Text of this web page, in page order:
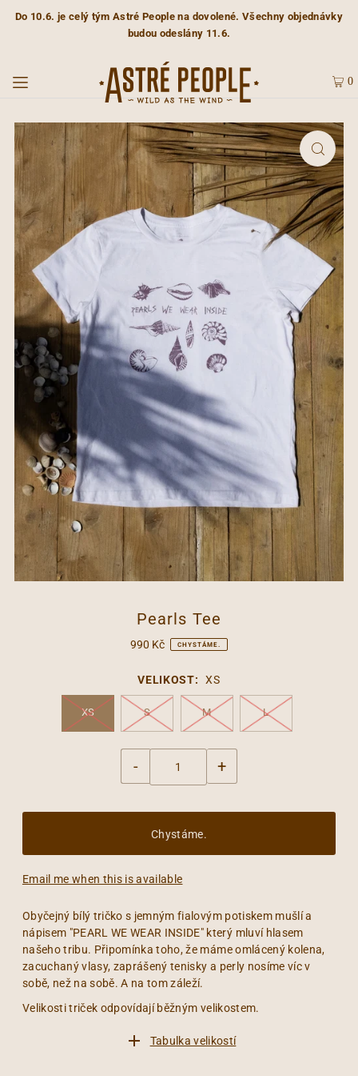
Do 10.6. je celý tým Astré People na dovolené. Všechny objednávky
budou odeslány 11.6.
0
Pearls Tee
990 Kč CHYSTÁME.
VELIKOST: XS
XS S M L
- +
Email me when this is available
Obyčejný bílý tričko s jemným fialovým potiskem mušlí a
nápisem "PEARL WE WEAR INSIDE" který mluví hlasem
našeho tribu. Připomínka toho, že máme omlácený kolena,
zacuchaný vlasy, zaprášený tenisky a perly nosíme víc v
sobě, než na sobě. A na tom záleží.
Velikosti triček odpovídají běžným velikostem.
Tabulka velikostí